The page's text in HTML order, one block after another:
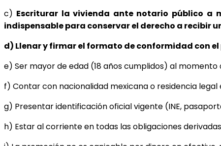
c) Escriturar la vivienda ante notario público a
indispensable para conservar el derecho a recibir
d) Llenar y firmar el formato de conformidad con
e) Ser mayor de edad (18 años cumplidos) al
f) Contar con nacionalidad mexicana o residencia legal
g) Presentar identificación oficial vigente (INE,
h) Estar al corriente en todas las obligaciones